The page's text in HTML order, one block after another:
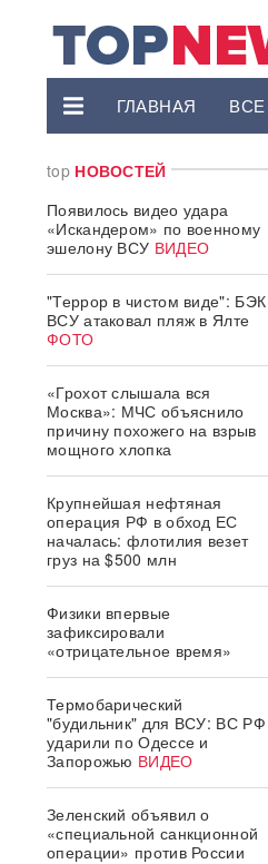
ГЛАВНАЯ
top НОВОСТЕЙ
Появилось видео удара
«Искандером» по военному
эшелону ВСУ ВИДЕО
"Террор в чистом виде": БЭК
ВСУ атаковал пляж в Ялте
ФОТО
«Грохот слышала вся
Москва»: МЧС объяснило
причину похожего на взрыв
мощного хлопка
Крупнейшая нефтяная
операция РФ в обход ЕС
началась: флотилия везет
груз на $500 млн
Физики впервые
зафиксировали
«отрицательное время»
Термобарический
"будильник" для ВСУ: ВС РФ
ударили по Одессе и
Запорожью ВИДЕО
Зеленский объявил о
«специальной санкционной
операции» против России